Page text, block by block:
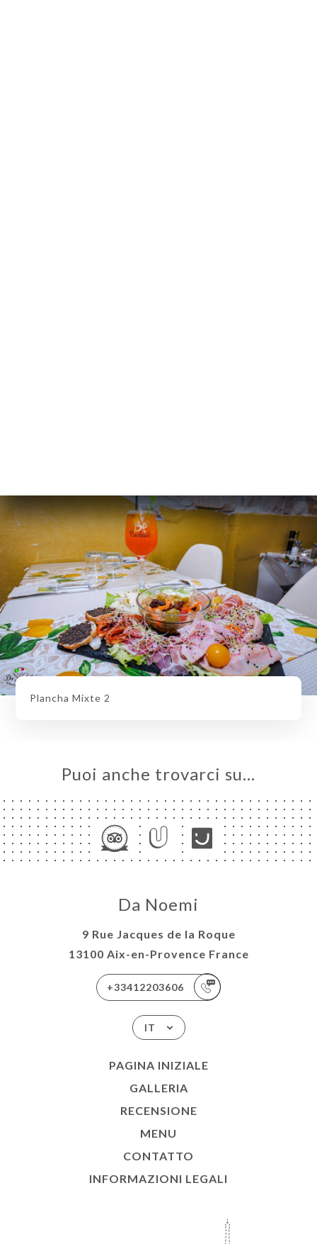
Plancha Mixte 2
Puoi anche trovarci su…
Da Noemi
9 Rue Jacques de la Roque
13100 Aix-en-Provence France
+33412203606
IT
PAGINA INIZIALE
GALLERIA
RECENSIONE
MENU
CONTATTO
INFORMAZIONI LEGALI